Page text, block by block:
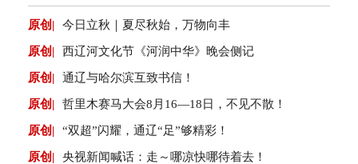
原创| 今日立秋｜夏尽秋始，万物向丰
原创| 西辽河文化节《河润中华》晚会侧记
原创| 通辽与哈尔滨互致书信！
原创| 哲里木赛马大会8月16—18日，不见不散！
原创| “双超”闪耀，通辽“足”够精彩！
原创| 央视新闻喊话：走～哪凉快哪待着去！